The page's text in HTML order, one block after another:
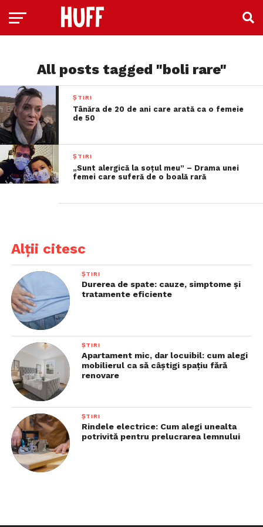
All posts tagged "boli rare"
ȘTIRI
Tânăra de 20 de ani care arată ca o femeie
de 50
ȘTIRI
„Sunt alergică la soțul meu” – Drama unei
femei care suferă de o boală rară
Alții citesc
ȘTIRI
Durerea de spate: cauze, simptome și
tratamente eficiente
ȘTIRI
Apartament mic, dar locuibil: cum alegi
mobilierul ca să câștigi spațiu fără
renovare
ȘTIRI
Rindele electrice: Cum alegi unealta
potrivită pentru prelucrarea lemnului